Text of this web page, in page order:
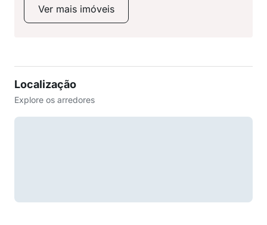
Ver mais imóveis
Localização
Explore os arredores